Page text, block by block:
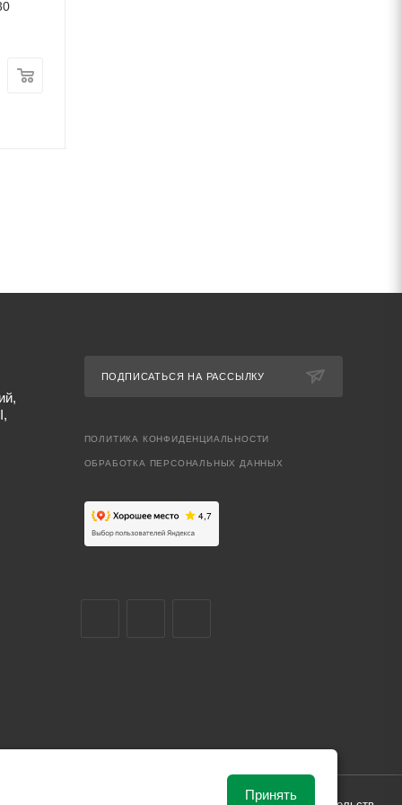
ПОДПИСАТЬСЯ НА РАССЫЛКУ
ПОЛИТИКА КОНФИДЕНЦИАЛЬНОСТИ
ОБРАБОТКА ПЕРСОНАЛЬНЫХ ДАННЫХ
Принять